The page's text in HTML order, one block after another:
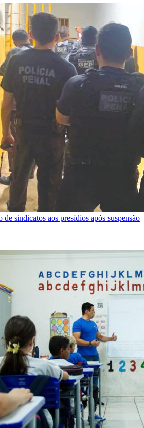
de sindicatos aos presídios após suspensão